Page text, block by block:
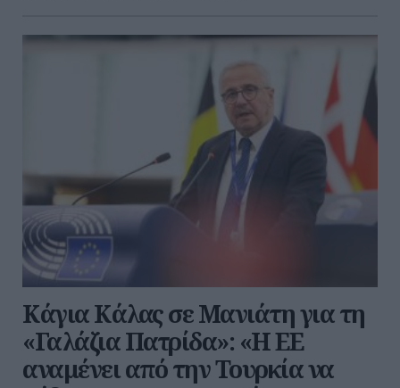
Κάγια Κάλας σε Μανιάτη για τη
«Γαλάζια Πατρίδα»: «Η ΕΕ
αναμένει από την Τουρκία να